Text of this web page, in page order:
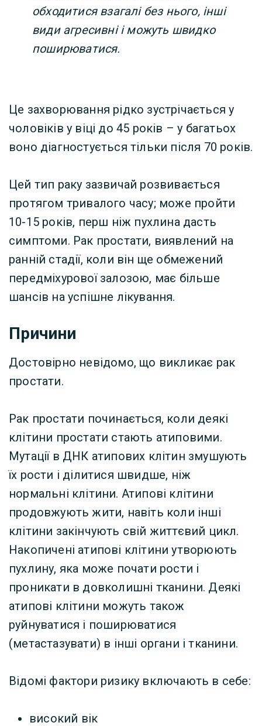
обходитися взагалі без нього, інші
види агресивні і можуть швидко
поширюватися.
Це захворювання рідко зустрічається у
чоловіків у віці до 45 років – у багатьох
воно діагностується тільки після 70 років.
Цей тип раку зазвичай розвивається
протягом тривалого часу; може пройти
10-15 років, перш ніж пухлина дасть
симптоми. Рак простати, виявлений на
ранній стадії, коли він ще обмежений
передміхурової залозою, має більше
шансів на успішне лікування.
Причини
Достовірно невідомо, що викликає рак
простати.
Рак простати починається, коли деякі
клітини простати стають атиповими.
Мутації в ДНК атипових клітин змушують
їх рости і ділитися швидше, ніж
нормальні клітини. Атипові клітини
продовжують жити, навіть коли інші
клітини закінчують свій життєвий цикл.
Накопичені атипові клітини утворюють
пухлину, яка може почати рости і
проникати в довколишні тканини. Деякі
атипові клітини можуть також
руйнуватися і поширюватися
(метастазувати) в інші органи і тканини.
Відомі фактори ризику включають в себе:
високий вік